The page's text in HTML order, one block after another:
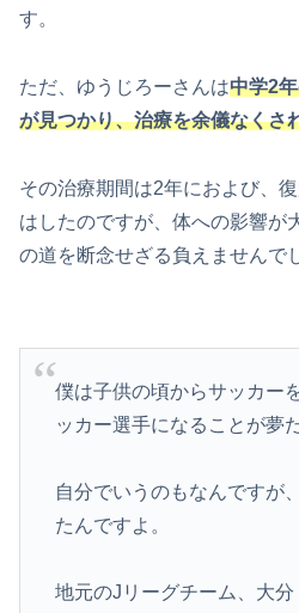
す。
ただ、ゆうじろーさんは中学2
が見つかり、治療を余儀なくさ
その治療期間は2年におよび、
はしたのですが、体への影響が
の道を断念せざる負えませんで
僕は子供の頃からサッカー
ッカー選手になることが夢
自分でいうのもなんですが
たんですよ。
地元のJリーグチーム、大